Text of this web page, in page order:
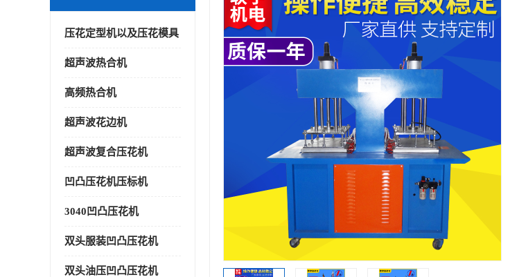
压花定型机以及压花模具
超声波热合机
高频热合机
超声波花边机
超声波复合压花机
凹凸压花机压标机
3040凹凸压花机
双头服装凹凸压花机
双头油压凹凸压花机